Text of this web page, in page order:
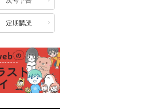
定期購読